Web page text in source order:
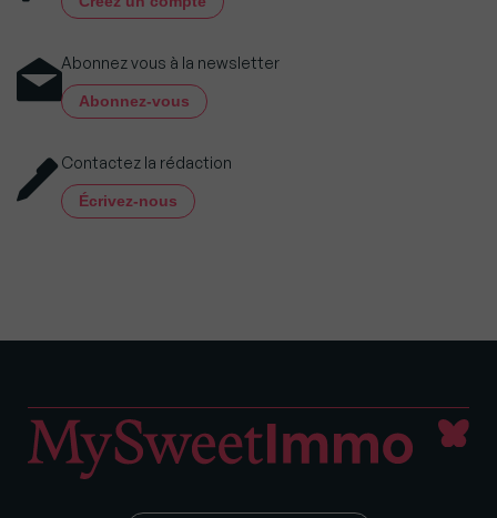
Abonnez vous à la newsletter
Abonnez-vous
Contactez la rédaction
Écrivez-nous